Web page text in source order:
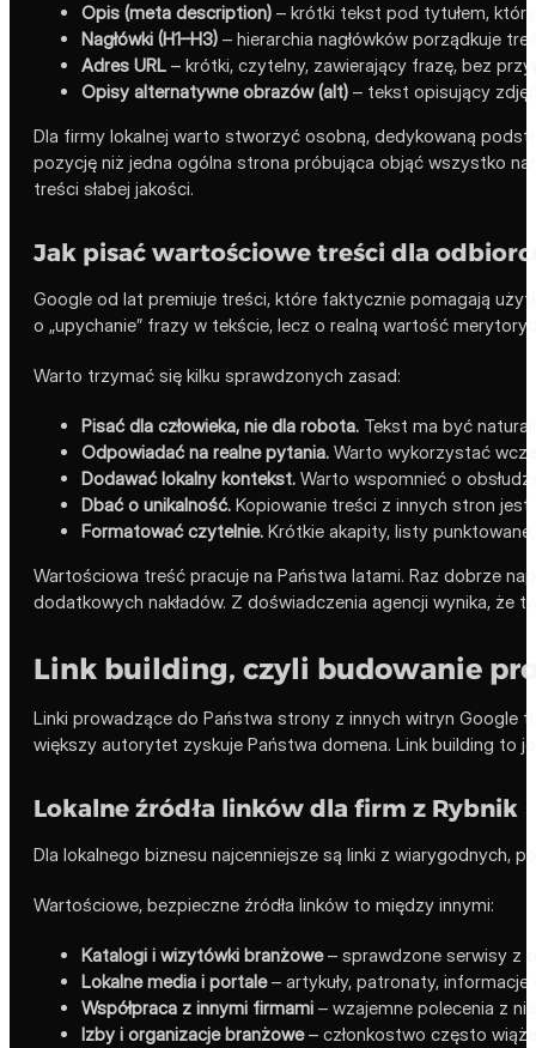
Opis (meta description) – krótki tekst pod tytułem,
Nagłówki (H1–H3) – hierarchia nagłówków porządkuje
Adres URL – krótki, czytelny, zawierający frazę, bez
Opisy alternatywne obrazów (alt) – tekst opisujący
Dla firmy lokalnej warto stworzyć osobną, dedykowaną
pozycję niż jedna ogólna strona próbująca objąć wszystko
treści słabej jakości.
Jak pisać wartościowe treści dla
Google od lat premiuje treści, które faktycznie pomagają
o „upychanie” frazy w tekście, lecz o realną wartość
Warto trzymać się kilku sprawdzonych zasad:
Pisać dla człowieka, nie dla robota. Tekst ma być
Odpowiadać na realne pytania. Warto wykorzystać
Dodawać lokalny kontekst. Warto wspomnieć o
Dbać o unikalność. Kopiowanie treści z innych stron
Formatować czytelnie. Krótkie akapity, listy
Wartościowa treść pracuje na Państwa latami. Raz dobrze
dodatkowych nakładów. Z doświadczenia agencji wynika,
Link building, czyli budowanie
Linki prowadzące do Państwa strony z innych witryn Google
większy autorytet zyskuje Państwa domena. Link building to
Lokalne źródła linków dla firm z Rybnik
Dla lokalnego biznesu najcenniejsze są linki z wiarygodnych,
Wartościowe, bezpieczne źródła linków to między innymi:
Katalogi i wizytówki branżowe– sprawdzone serwisy z
Lokalne media i portale– artykuły, patronaty, informacje
Współpraca z innymi firmami – wzajemne polecenia z
Izby i organizacje branżowe– członkostwo często